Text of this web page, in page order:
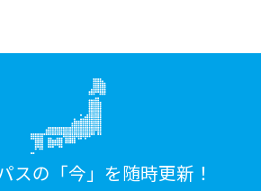
スの「今」を随時更新！